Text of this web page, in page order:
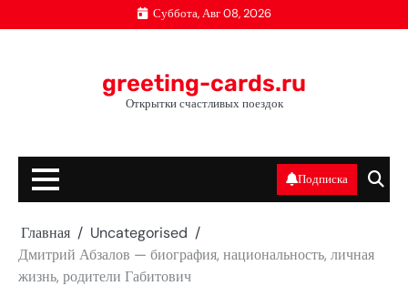
к
Суббота, Авг 08, 2026
greeting-cards.ru
Открытки счастливых поездок
Подписка
Главная
Uncategorised
Дмитрий Абзалов — биография, национальность, личная
жизнь, родители Габитович